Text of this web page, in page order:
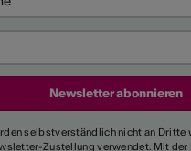
selbstverständlich nicht an Dritte
Zustellung verwendet. Mit der